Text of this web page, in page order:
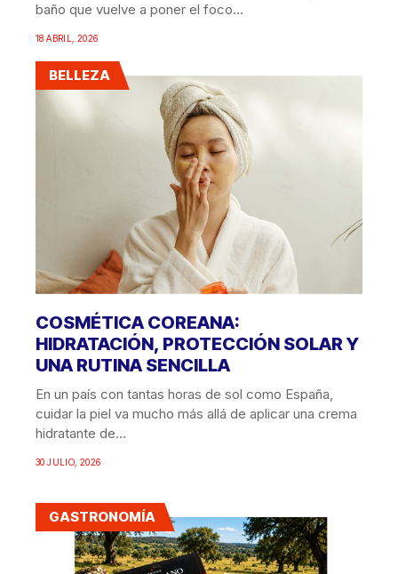
baño que vuelve a poner el foco...
18 ABRIL, 2026
BELLEZA
COSMÉTICA COREANA:
HIDRATACIÓN, PROTECCIÓN SOLAR Y
UNA RUTINA SENCILLA
En un país con tantas horas de sol como España,
cuidar la piel va mucho más allá de aplicar una crema
hidratante de...
30 JULIO, 2026
GASTRONOMÍA